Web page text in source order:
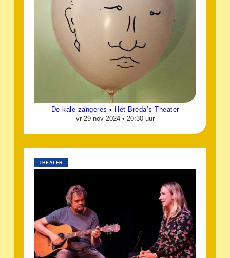
De kale zangeres • Het Breda’s Theater
vr 29 nov 2024 • 20:30 uur
THEATER